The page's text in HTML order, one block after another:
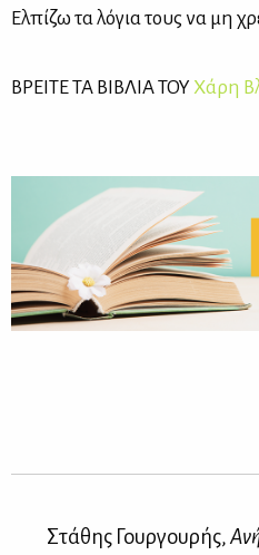
Ελπίζω τα λόγια τους να μη
ΒΡΕΙ­ΤΕ ΤΑ ΒΙ­ΒΛΙΑ ΤΟΥΧά­ρη
Στάθης Γουργουρής,